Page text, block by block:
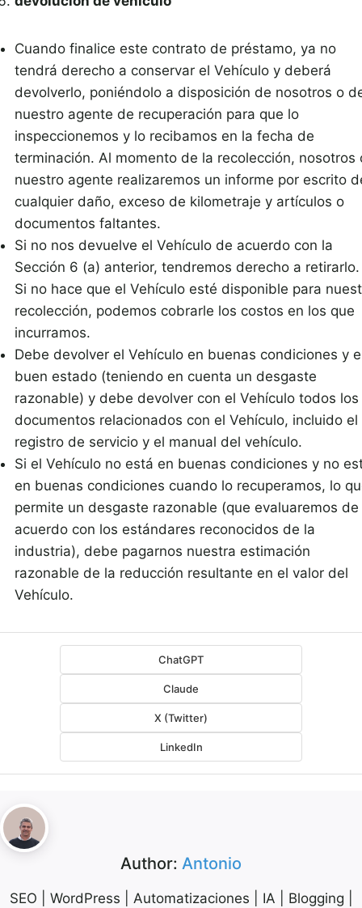
Cuando finalice este contrato de préstamo, ya no
tendrá derecho a conservar el Vehículo y deberá
devolverlo, poniéndolo a disposición de nosotros o
nuestro agente de recuperación para que lo
inspeccionemos y lo recibamos en la fecha de
terminación. Al momento de la recolección, nosotros
nuestro agente realizaremos un informe por escrito
cualquier daño, exceso de kilometraje y artículos o
documentos faltantes.
Si no nos devuelve el Vehículo de acuerdo con la
Sección 6 (a) anterior, tendremos derecho a retirarlo.
Si no hace que el Vehículo esté disponible para
recolección, podemos cobrarle los costos en los que
incurramos.
Debe devolver el Vehículo en buenas condiciones y
buen estado (teniendo en cuenta un desgaste
razonable) y debe devolver con el Vehículo todos los
documentos relacionados con el Vehículo, incluido el
registro de servicio y el manual del vehículo.
Si el Vehículo no está en buenas condiciones y no
en buenas condiciones cuando lo recuperamos, lo
permite un desgaste razonable (que evaluaremos de
acuerdo con los estándares reconocidos de la
industria), debe pagarnos nuestra estimación
razonable de la reducción resultante en el valor del
Vehículo.
ChatGPT
Claude
X (Twitter)
LinkedIn
Author: Antonio
SEO | WordPress | Automatizaciones | IA | Blogging |